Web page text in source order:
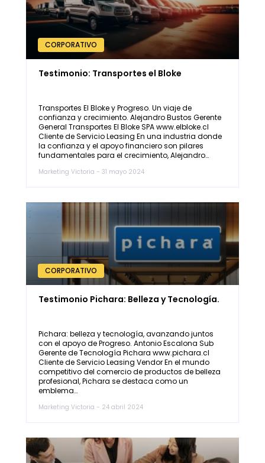
CORPORATIVO
Testimonio: Transportes el Bloke
Transportes El Bloke y Progreso. Un viaje de
confianza y crecimiento. Alejandro Bustos Gerente
General Transportes El Bloke SPA www.elbloke.cl
Cliente de Servicio Leasing En una industria donde
la confianza y el apoyo financiero son pilares
fundamentales para el crecimiento, Alejandro…
Marketing Victoria - 31 mayo 2024
CORPORATIVO
Testimonio Pichara: Belleza y Tecnología.
Pichara: belleza y tecnología, avanzando juntos
con el apoyo de Progreso. Antonio Escalona Sub
Gerente de Tecnología Pichara www.pichara.cl
Cliente de Servicio Leasing Vendor En el mundo
competitivo del comercio de productos de belleza
profesional, Pichara se destaca como un
emblema…
Marketing Victoria - 24 abril 2024